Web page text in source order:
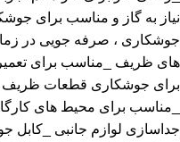
نیاز به گاز و مناسب برای
جوشکاری ، صرفه جویی در
های ظریف _مناسب برای
برای جوشکاری قطعات ظریف
_مناسب برای محیط های